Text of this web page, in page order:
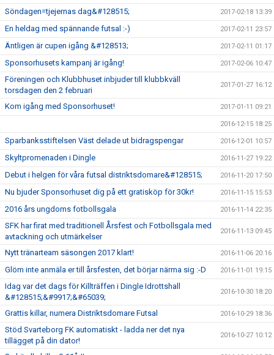
Söndagen=tjejernas dag&#128515; 2017-02-18 13:39
En heldag med spännande futsal :-) 2017-02-11 23:57
Äntligen är cupen igång &#128513; 2017-02-11 01:17
Sponsorhusets kampanj är igång! 2017-02-06 10:47
Föreningen och Klubbhuset inbjuder till klubbkväll
torsdagen den 2 februari
2017-01-27 16:12
Kom igång med Sponsorhuset! 2017-01-11 09:21
2016-12-15 18:25
Sparbanksstiftelsen Väst delade ut bidragspengar 2016-12-01 10:57
Skyltpromenaden i Dingle 2016-11-27 19:22
Debut i helgen för våra futsal distriktsdomare&#128515; 2016-11-20 17:50
Nu bjuder Sponsorhuset dig på ett gratisköp för 30kr! 2016-11-15 15:53
2016 års ungdoms fotbollsgala 2016-11-14 22:35
SFK har firat med traditionell Årsfest och Fotbollsgala med
avtackning och utmärkelser
2016-11-13 09:45
Nytt tränarteam säsongen 2017 klart! 2016-11-06 20:16
Glöm inte anmäla er till årsfesten, det börjar närma sig :-D 2016-11-01 19:15
Idag var det dags för Killträffen i Dingle Idrottshall
&#128515;&#9917;&#65039;
2016-10-30 18:20
Grattis killar, numera Distriktsdomare Futsal 2016-10-29 18:36
Stöd Svarteborg FK automatiskt - ladda ner det nya
tillägget på din dator!
2016-10-27 10:12